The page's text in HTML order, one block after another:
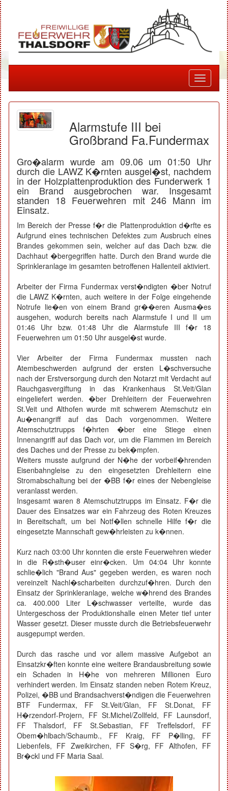
Toggle
Alarmstufe III bei
Großbrand Fa.Fundermax
Gro�alarm wurde am 09.06 um 01:50 Uhr
durch die LAWZ K�rnten ausgel�st, nachdem
in der Holzplattenproduktion des Funderwerk 1
ein Brand ausgebrochen war. Insgesamt
standen 18 Feuerwehren mit 246 Mann im
Einsatz.
Im Bereich der Presse f�r die Plattenproduktion d�rfte es
Aufgrund eines technischen Defektes zum Ausbruch eines
Brandes gekommen sein, welcher auf das Dach bzw. die
Dachhaut �bergegriffen hatte. Durch den Brand wurde die
Sprinkleranlage im gesamten betroffenen Hallenteil aktiviert.
Arbeiter der Firma Fundermax verst�ndigten �ber Notruf
die LAWZ K�rnten, auch weitere in der Folge eingehende
Notrufe lie�en von einem Brand gr��eren Ausma�es
ausgehen, wodurch bereits nach Alarmstufe I und II um
01:46 Uhr bzw. 01:48 Uhr die Alarmstufe III f�r 18
Feuerwehren um 01:50 Uhr ausgel�st wurde.
Vier Arbeiter der Firma Fundermax mussten nach
Atembeschwerden aufgrund der ersten L�schversuche
nach der Erstversorgung durch den Notarzt mit Verdacht auf
Rauchgasvergiftung in das Krankenhaus St.Veit/Glan
eingeliefert werden. �ber Drehleitern der Feuerwehren
St.Veit und Althofen wurde mit schwerem Atemschutz ein
Au�enangriff auf das Dach vorgenommen. Weitere
Atemschutztrupps f�hrten �ber eine Stiege einen
Innenangriff auf das Dach vor, um die Flammen im Bereich
des Daches und der Presse zu bek�mpfen.
Weiters musste aufgrund der N�he der vorbeif�hrenden
Eisenbahngleise zu den eingesetzten Drehleitern eine
Stromabschaltung bei der �BB f�r eines der Nebengleise
veranlasst werden.
Insgesamt waren 8 Atemschutztrupps im Einsatz. F�r die
Dauer des Einsatzes war ein Fahrzeug des Roten Kreuzes
in Bereitschaft, um bei Notf�llen schnelle Hilfe f�r die
eingesetzte Mannschaft gew�hrleisten zu k�nnen.
Kurz nach 03:00 Uhr konnten die erste Feuerwehren wieder
in die R�sth�user einr�cken. Um 04:04 Uhr konnte
schlie�lich "Brand Aus" gegeben werden, es waren noch
vereinzelt Nachl�scharbeiten durchzuf�hren. Durch den
Einsatz der Sprinkleranlage, welche w�hrend des Brandes
ca. 400.000 Liter L�schwasser verteilte, wurde das
Untergeschoss der Produktionshalle einen Meter tief unter
Wasser gesetzt. Dieser musste durch die Betriebsfeuerwehr
ausgepumpt werden.
Durch das rasche und vor allem massive Aufgebot an
Einsatzkr�ften konnte eine weitere Brandausbreitung sowie
ein Schaden in H�he von mehreren Millionen Euro
verhindert werden. Im Einsatz standen neben Rotem Kreuz,
Polizei, �BB und Brandsachverst�ndigen die Feuerwehren
BTF Fundermax, FF St.Veit/Glan, FF St.Donat, FF
H�rzendorf-Projern, FF St.Michel/Zollfeld, FF Launsdorf,
FF Thalsdorf, FF St.Sebastian, FF Treffelsdorf, FF
Obem�hlbach/Schaumb., FF Kraig, FF P�lling, FF
Liebenfels, FF Zweikirchen, FF S�rg, FF Althofen, FF
Br�ckl und FF Maria Saal.